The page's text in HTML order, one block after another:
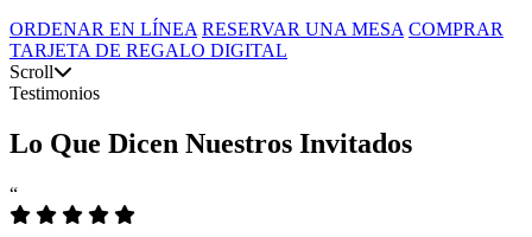
ORDENAR EN LÍNEA RESERVAR UNA MESA COMPRAR
TARJETA DE REGALO DIGITAL
Scroll
Testimonios
Lo Que Dicen Nuestros Invitados
“